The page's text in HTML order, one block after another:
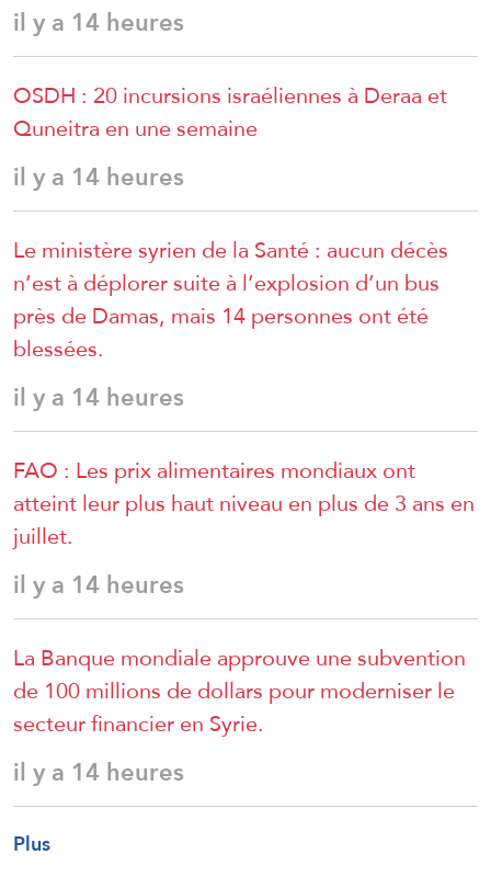
il y a 14 heures
OSDH : 20 incursions israéliennes à Deraa et
Quneitra en une semaine
il y a 14 heures
Le ministère syrien de la Santé : aucun décès
n’est à déplorer suite à l’explosion d’un bus
près de Damas, mais 14 personnes ont été
blessées.
il y a 14 heures
FAO : Les prix alimentaires mondiaux ont
atteint leur plus haut niveau en plus de 3 ans en
juillet.
il y a 14 heures
La Banque mondiale approuve une subvention
de 100 millions de dollars pour moderniser le
secteur financier en Syrie.
il y a 14 heures
Plus